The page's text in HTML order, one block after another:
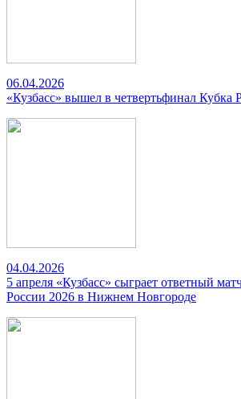
06.04.2026
«Кузбасс» вышел в четвертьфинал Кубка
04.04.2026
5 апреля «Кузбасс» сыграет ответный
России 2026 в Нижнем Новгороде